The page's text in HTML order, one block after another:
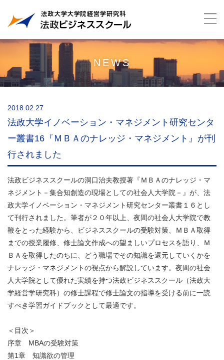
NEWS
2018.02.27
法政大学イノベーション・マネジメント研究センタ
ー叢書16『ＭＢＡのナレッジ・マネジメント』が刊
行されました
法政ビジネススクールの洞口治夫教授著『ＭＢＡのナレッジ・ マ
ネジメント－集合知創造の現場としての社会人大学院－』が、 法
政大学イノベーション・ マネジメント研究センター叢書１６とし
て刊行されました。筆者が２０年以上、夜間の社会人大学院で教
鞭をとった経験から、
ビジネススクールの受験対策、ＭＢＡ取得
までの授業履修、 修士論文作成への望ましいプロセスを語り、
Ｍ
ＢＡを取得したのちに、
どう職場でその知識を還元していくかを
ナレッジ・ マネジメントの視点から解説しています。夜間の社会
人大学院として優れた実績を持つ法政ビジネススクール （法政大
学経営学研究科） の修士課程で修士論文の指導を受ける前に一読
すべき学習ガイドブックとして最適です。
＜目次＞
序章 MBAの受験対策
第1章 知識欲の管理